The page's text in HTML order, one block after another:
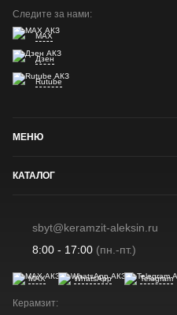
Следите за нами:
MAX
Дзен
Rutube
МЕНЮ
КАТАЛОГ
sbyt@keramzit-aleksin.ru
8:00 - 17:00(пн.-пт.)
MAX WhatsApp Telegram
Керамзит: